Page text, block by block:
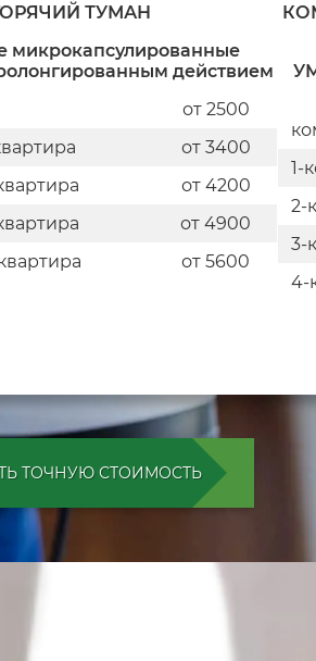
ТУМАН
микрокапсулированные
действием
от 2500
от 3400
от 4200
от 4900
от 5600
1-
2-
3-
4-
ТОЧНУЮ СТОИМОСТЬ